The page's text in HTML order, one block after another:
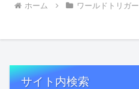
ホーム ワールドトリガー
サイト内検索